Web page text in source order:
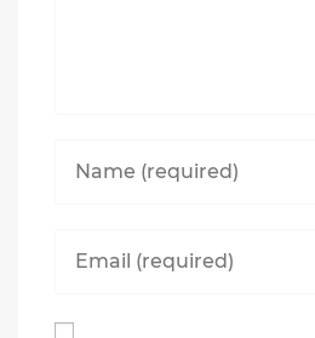
your
username
your